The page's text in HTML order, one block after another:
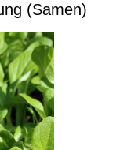
(Samen)